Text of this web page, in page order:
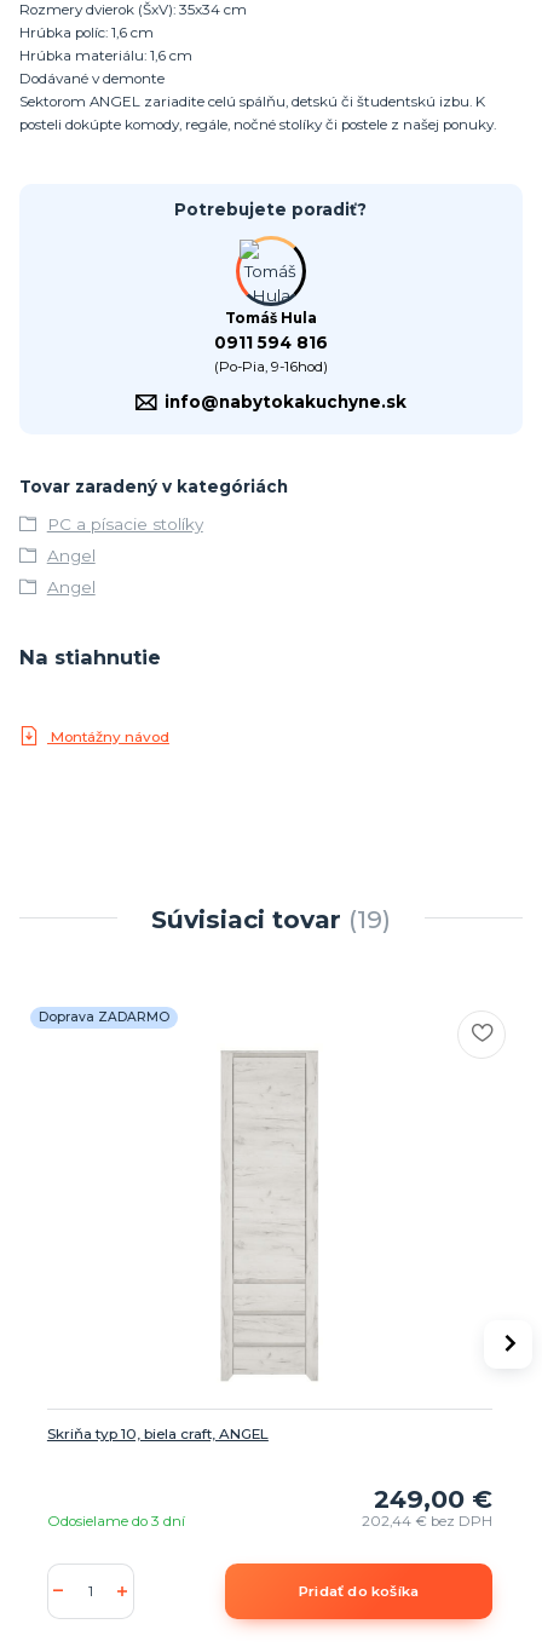
Rozmery dvierok (ŠxV): 35x34 cm
Hrúbka políc: 1,6 cm
Hrúbka materiálu: 1,6 cm
Dodávané v demonte
Sektorom ANGEL zariadite celú spálňu, detskú či študentskú izbu. K
posteli dokúpte komody, regále, nočné stolíky či postele z našej ponuky.
Potrebujete poradiť?
Tomáš Hula
0911 594 816
(Po-Pia, 9-16hod)
info@nabytokakuchyne.sk
Tovar zaradený v kategóriách
PC a písacie stolíky
Angel
Angel
Na stiahnutie
Montážny návod
Súvisiaci tovar 19
Doprava ZADARMO
Skriňa typ 10, biela craft, ANGEL
249,00 €
202,44 € bez DPH
Odosielame do 3 dní
Pridať do košíka